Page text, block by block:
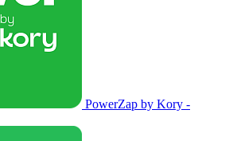
PowerZap by Kory -